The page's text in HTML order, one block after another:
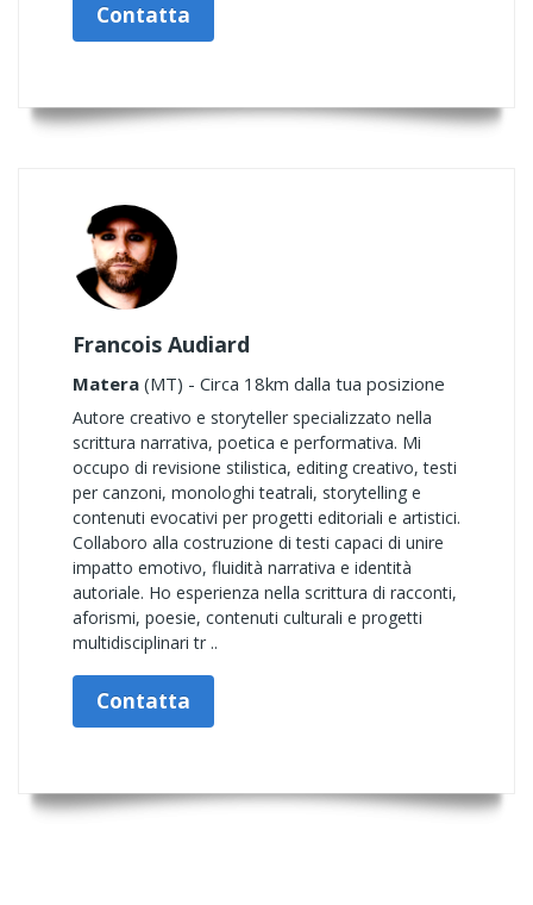
Contatta
Francois Audiard
Matera (MT) - Circa 18km dalla tua posizione
Autore creativo e storyteller specializzato nella
scrittura narrativa, poetica e performativa. Mi
occupo di revisione stilistica, editing creativo, testi
per canzoni, monologhi teatrali, storytelling e
contenuti evocativi per progetti editoriali e artistici.
Collaboro alla costruzione di testi capaci di unire
impatto emotivo, fluidità narrativa e identità
autoriale. Ho esperienza nella scrittura di racconti,
aforismi, poesie, contenuti culturali e progetti
multidisciplinari tr ..
Contatta